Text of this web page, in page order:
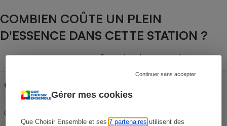
Gérer mes cookies
Que Choisir Ensemble et ses7 partenaires utilisent des
Continuer sans accepter
COMBIEN COÛTE UN PLEIN
D'ESSENCE DANS CETTE STATION ?
Capacité du réservoir
Carburant
Gazole